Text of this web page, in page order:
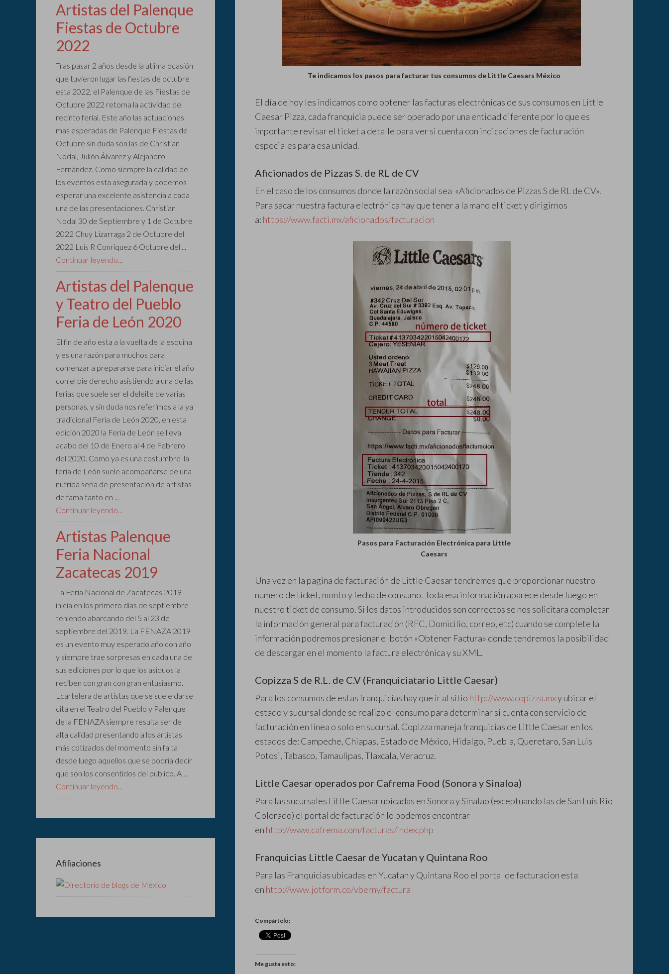
Te indicamos los pasos para facturar tus consumos de Little Caesars México
El día de hoy les indicamos como obtener las facturas electrónicas de sus consumos en Little
Caesar Pizza, cada franquicia puede ser operado por una entidad diferente por lo que es
importante revisar el ticket a detalle para ver si cuenta con indicaciones de facturación
especiales para esa unidad.
Aficionados de Pizzas S. de RL de CV
En el caso de los consumos donde la razón social sea «Aficionados de Pizzas S de RL de CV».
Para sacar nuestra factura electrónica hay que tener a la mano el ticket y dirigirnos
a: https://www.facti.mx/aficionados/facturacion
Pasos para Facturación Electrónica para Little
Caesars
Una vez en la pagina de facturación de Little Caesar tendremos que proporcionar nuestro
numero de ticket, monto y fecha de consumo. Toda esa información aparece desde luego en
nuestro ticket de consumo. Si los datos introducidos son correctos se nos solicitara completar
la información general para facturación (RFC, Domicilio, correo, etc) cuando se complete la
información podremos presionar el botón «Obtener Factura» donde tendremos la posibilidad
de descargar en el momento la factura electrónica y su XML.
Copizza S de R.L. de C.V (Franquiciatario Little Caesar)
Para los consumos de estas franquicias hay que ir al sitio http://www.copizza.mxy ubicar el
estado y sucursal donde se realizo el consumo para determinar si cuenta con servicio de
facturación en linea o solo en sucursal. Copizza maneja franquicias de Little Caesar en los
estados de: Campeche, Chiapas, Estado de México, Hidalgo, Puebla, Queretaro, San Luis
Potosi, Tabasco, Tamaulipas, Tlaxcala, Veracruz.
Little Caesar operados por Cafrema Food (Sonora y Sinaloa)
Para las sucursales Little Caesar ubicadas en Sonora y Sinalao (exceptuando las de San Luis Rio
Colorado) el portal de facturación lo podemos encontrar
en http://www.cafrema.com/facturas/index.php
Franquicias Little Caesar de Yucatan y Quintana Roo
Para las Franquicias ubicadas en Yucatan y Quintana Roo el portal de facturacion esta
en http://www.jotform.co/vberny/factura
Compártelo:
Me gusta esto:
Artistas del Palenque
Fiestas de Octubre
2022
Tras pasar 2 años desde la utlima ocasión
que tuvieron lugar las fiestas de octubre
esta 2022, el Palenque de las Fiestas de
Octubre 2022 retoma la actividad del
recinto ferial. Este año las actuaciones
mas esperadas de Palenque Fiestas de
Octubre sin duda son las de Christian
Nodal, Julión Álvarez y Alejandro
Fernández. Como siempre la calidad de
los eventos esta asegurada y podemos
esperar una excelente asistencia a cada
una de las presentaciones. Christian
Nodal 30 de Septiembre y 1 de Octubre
2022 Chuy Lizarraga 2 de Octubre del
2022 Luis R Conriquez 6 Octubre del ...
Continuar leyendo...
Artistas del Palenque
y Teatro del Pueblo
Feria de León 2020
El fin de año esta a la vuelta de la esquina
y es una razón para muchos para
comenzar a prepararse para iniciar el año
con el pie derecho asistiendo a una de las
ferias que suele ser el deleite de varias
personas, y sin duda nos referimos a la ya
tradicional Feria de León 2020, en esta
edición 2020 la Feria de León se lleva
acabo del 10 de Enero al 4 de Febrero
del 2020. Como ya es una costumbre la
feria de León suele acompañarse de una
nutrida seria de presentación de artistas
de fama tanto en ...
Continuar leyendo...
Artistas Palenque
Feria Nacional
Zacatecas 2019
La Feria Nacional de Zacatecas 2019
inicia en los primero días de septiembre
teniendo abarcando del 5 al 23 de
septiembre del 2019. La FENAZA 2019
es un evento muy esperado año con año
y siempre trae sorpresas en cada una de
sus ediciones por lo que los asiduos la
reciben con gran con gran entusiasmo.
Lcartelera de artistas que se suele darse
cita en el Teatro del Pueblo y Palenque
de la FENAZA siempre resulta ser de
alta calidad presentando a los artistas
más cotizados del momento sin falta
desde luego aquellos que se podría decir
que son los consentidos del publico. A ...
Continuar leyendo...
Afiliaciones